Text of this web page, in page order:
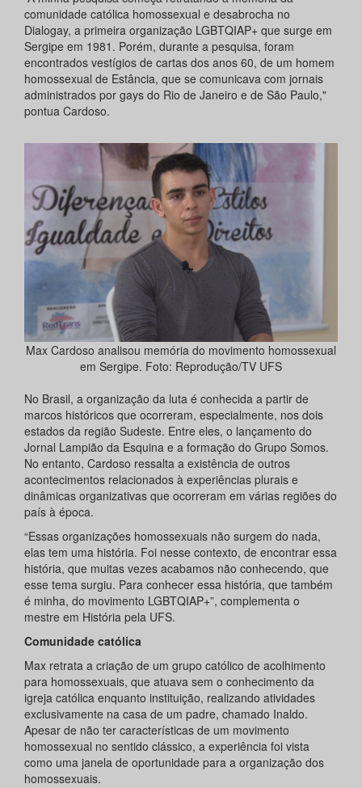
comunidade católica homossexual e desabrocha no
Dialogay, a primeira organização LGBTQIAP+ que surge em
Sergipe em 1981. Porém, durante a pesquisa, foram
encontrados vestígios de cartas dos anos 60, de um homem
homossexual de Estância, que se comunicava com jornais
administrados por gays do Rio de Janeiro e de São Paulo,"
pontua Cardoso.
Max Cardoso analisou memória do movimento homossexual
em Sergipe. Foto: Reprodução/TV UFS
No Brasil, a organização da luta é conhecida a partir de
marcos históricos que ocorreram, especialmente, nos dois
estados da região Sudeste. Entre eles, o lançamento do
Jornal Lampião da Esquina e a formação do Grupo Somos.
No entanto, Cardoso ressalta a existência de outros
acontecimentos relacionados à experiências plurais e
dinâmicas organizativas que ocorreram em várias regiões do
país à época.
“Essas organizações homossexuais não surgem do nada,
elas tem uma história. Foi nesse contexto, de encontrar essa
história, que muitas vezes acabamos não conhecendo, que
esse tema surgiu. Para conhecer essa história, que também
é minha, do movimento LGBTQIAP+”, complementa o
mestre em História pela UFS.
Comunidade católica
Max retrata a criação de um grupo católico de acolhimento
para homossexuais, que atuava sem o conhecimento da
igreja católica enquanto instituição, realizando atividades
exclusivamente na casa de um padre, chamado Inaldo.
Apesar de não ter características de um movimento
homossexual no sentido clássico, a experiência foi vista
como uma janela de oportunidade para a organização dos
homossexuais.